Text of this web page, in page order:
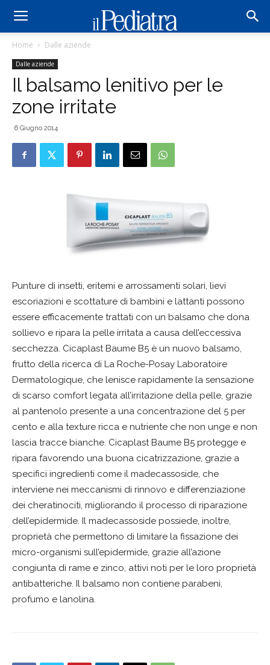
Home Dalle aziende
Dalle aziende
Il balsamo lenitivo per le
zone irritate
6 Giugno 2014
Punture di insetti, eritemi e arrossamenti solari, lievi
escoriazioni e scottature di bambini e lattanti possono
essere efficacemente trattati con un balsamo che dona
sollievo e ripara la pelle irritata a causa dell’eccessiva
secchezza. Cicaplast Baume B5 è un nuovo balsamo,
frutto della ricerca di La Roche-Posay Laboratoire
Dermatologique, che lenisce rapidamente la sensazione
di scarso comfort legata all’irritazione della pelle, grazie
al pantenolo presente a una concentrazione del 5 per
cento e alla texture ricca e nutriente che non unge e non
lascia tracce bianche. Cicaplast Baume B5 protegge e
ripara favorendo una buona cicatrizzazione, grazie a
specifici ingredienti come il madecassoside, che
interviene nei meccanismi di rinnovo e differenziazione
dei cheratinociti, migliorando il processo di riparazione
dell’epidermide. Il madecassoside possiede, inoltre,
proprietà che permettono di limitare la fissazione dei
micro-organismi sull’epidermide, grazie all’azione
congiunta di rame e zinco, attivi noti per le loro proprietà
antibatteriche. Il balsamo non contiene parabeni,
profumo e lanolina.